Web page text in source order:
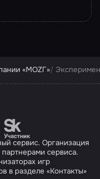
«МОZГ»
Перейти на сайт
сервис. Организация
сервиса.
игр
в разделе «Контакты»